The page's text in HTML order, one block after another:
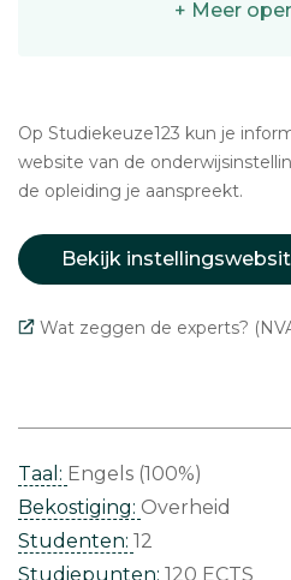
+ Meer
Op Studiekeuze123 kun je
website van de
de opleiding je aanspreekt.
Bekijk
Wat zeggen de experts?
Taal: Engels (100%)
Bekostiging: Overheid
Studenten: 12
Studiepunten: 120 ECTS